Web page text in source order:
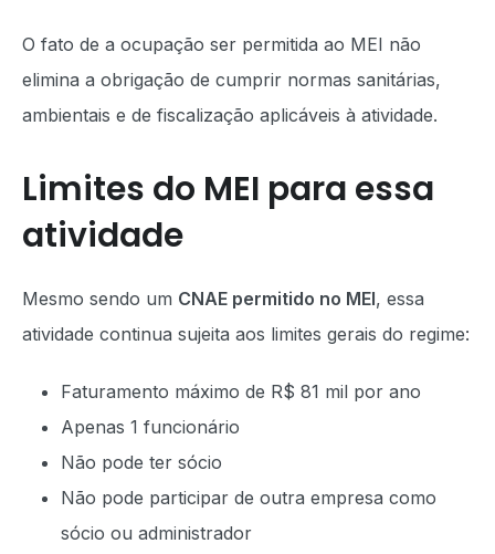
O fato de a ocupação ser permitida ao MEI não
elimina a obrigação de cumprir normas sanitárias,
ambientais e de fiscalização aplicáveis à atividade.
Limites do MEI para essa
atividade
Mesmo sendo um CNAE permitido no MEI, essa
atividade continua sujeita aos limites gerais do regime:
Faturamento máximo de R$ 81 mil por ano
Apenas 1 funcionário
Não pode ter sócio
Não pode participar de outra empresa como
sócio ou administrador